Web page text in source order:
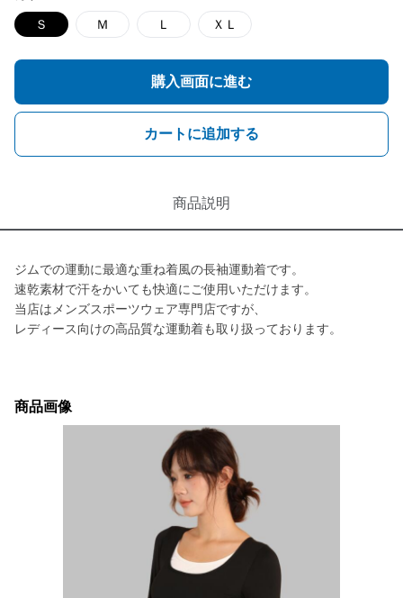
Ｓ Ｍ Ｌ ＸＬ
購入画面に進む
カートに追加する
商品説明
ジムでの運動に最適な重ね着風の長袖運動着です。
速乾素材で汗をかいても快適にご使用いただけます。
当店はメンズスポーツウェア専門店ですが、
レディース向けの高品質な運動着も取り扱っております。
商品画像